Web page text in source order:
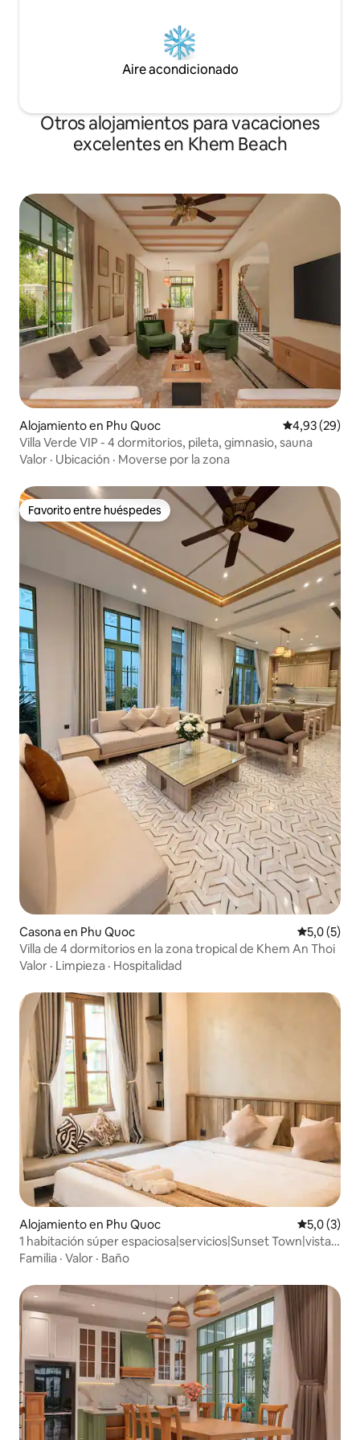
Aire acondicionado
Otros alojamientos para vacaciones
excelentes en Khem Beach
Alojamiento en Phu Quoc Calificación
4,93 (29)
Villa Verde VIP - 4 dormitorios, pileta, gimnasio, sauna
Valor · Ubicación · Moverse por la zona
Favorito entre huéspedes
Favorito entre huéspedes
Casona en Phu Quoc
5,0 (5)
Villa de 4 dormitorios en la zona tropical de Khem An Thoi
Valor · Limpieza · Hospitalidad
Alojamiento en Phu Quoc
5,0 (3)
1 habitación súper espaciosa|servicios|Sunset Town|vista a
los fuegos artificiales
Familia · Valor · Baño